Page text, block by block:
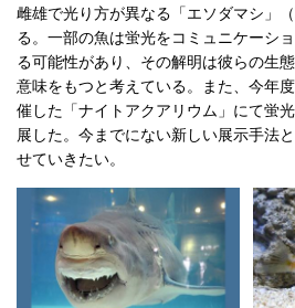
雌雄で光り方が異なる「エソダマシ」
る。一部の魚は蛍光をコミュニケーシ
る可能性があり、その解明は彼らの生
意味をもつと考えている。また、今年
催した「ナイトアクアリウム」にて蛍
展した。今までにない新しい展示手法
せていきたい。